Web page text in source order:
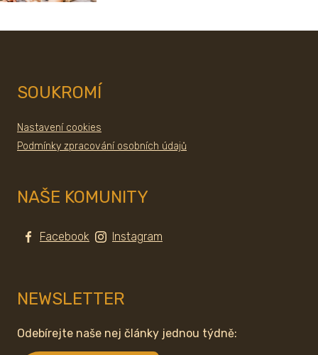
SOUKROMÍ
Nastavení cookies
Podmínky zpracování osobních údajů
NAŠE KOMUNITY
Facebook Instagram
NEWSLETTER
Odebírejte naše nej články jednou týdně: